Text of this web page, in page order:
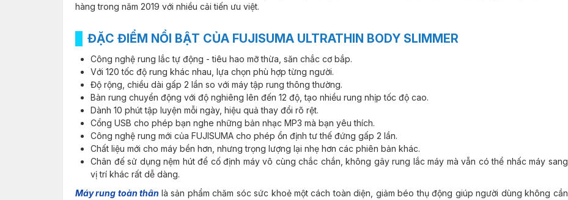
hàng trong năm 2019 với nhiều cải tiến ưu việt.
ĐẶC ĐIỂM NỔI BẬT CỦA FUJISUMA ULTRATHIN BODY SLIMMER
Công nghệ rung lắc tự động - tiêu hao mỡ thừa, săn chắc cơ bắp.
Với 120 tốc độ rung khác nhau, lựa chọn phù hợp từng người.
Độ rộng, chiều dài gấp 2 lần so với máy tập rung thông thường.
Bàn rung chuyển động với độ nghiêng lên đến 12 độ, tạo nhiều rung nhịp tốc độ cao.
Dành 10 phút tập luyện mỗi ngày, hiệu quả thay đổi rõ rệt.
Cổng USB cho phép bạn nghe những bản nhạc MP3 mà bạn yêu thích.
Công nghệ rung mới của FUJISUMA cho phép ổn định tư thế đứng gấp 2 lần.
Chất liệu mới cho máy bền hơn, nhưng trọng lượng lại nhẹ hơn các phiên bản khác.
Chân đế sử dụng nệm hút để cố định máy vô cùng chắc chắn, không gây rung lắc máy mà vẫn có thể nhấc máy sang
vị trí khác rất dễ dàng.
Máy rung toàn thân là sản phẩm chăm sóc sức khoẻ một cách toàn diện, giảm béo thụ động giúp người dùng không cần